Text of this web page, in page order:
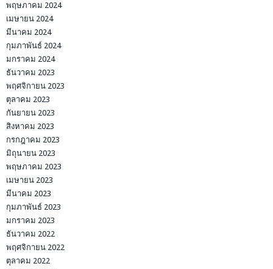
พฤษภาคม 2024
เมษายน 2024
มีนาคม 2024
กุมภาพันธ์ 2024
มกราคม 2024
ธันวาคม 2023
พฤศจิกายน 2023
ตุลาคม 2023
กันยายน 2023
สิงหาคม 2023
กรกฎาคม 2023
มิถุนายน 2023
พฤษภาคม 2023
เมษายน 2023
มีนาคม 2023
กุมภาพันธ์ 2023
มกราคม 2023
ธันวาคม 2022
พฤศจิกายน 2022
ตุลาคม 2022